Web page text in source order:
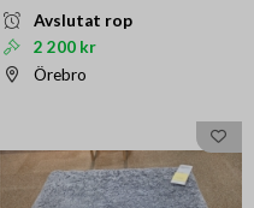
Avslutat rop
2 200 kr
Örebro